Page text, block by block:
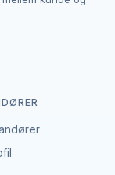
aftalen på
der passer